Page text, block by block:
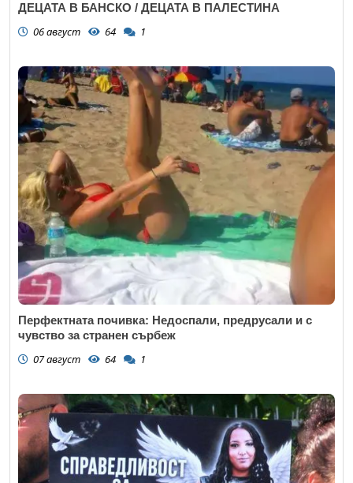
ДЕЦАТА В БАНСКО / ДЕЦАТА В ПАЛЕСТИНА
06 август 64 1
Перфектната почивка: Недоспали, предрусали и с
чувство за странен сърбеж
07 август 64 1